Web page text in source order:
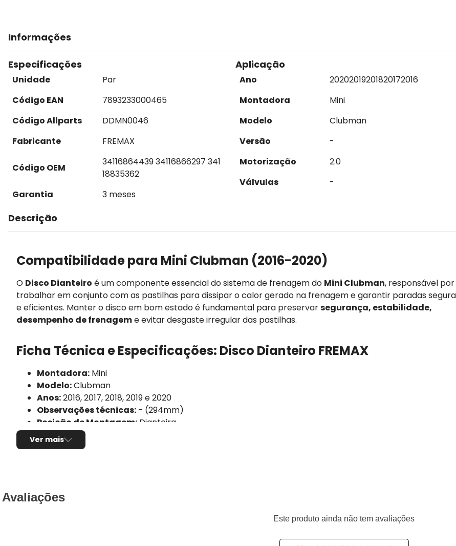
Informações
Especificações
Unidade
Par
Código EAN
7893233000465
Código Allparts
DDMN0046
Fabricante
FREMAX
Código OEM
34116864439 34116866297 341
18835362
Garantia
3 meses
Aplicação
Ano 20202019201820172016
Montadora
Mini
Modelo
Clubman
Versão
-
Motorização
2.0
Válvulas
-
Descrição
Compatibilidade para Mini Clubman (2016-2020)
O Disco Dianteiro é um componente essencial do sistema de frenagem do Mini Clubman, responsável por
trabalhar em conjunto com as pastilhas para dissipar o calor gerado na frenagem e garantir paradas
e eficientes. Manter o disco em bom estado é fundamental para preservarsegurança, estabilidade,
desempenho de frenageme evitar desgaste irregular das pastilhas.
Ficha Técnica e Especificações: Disco Dianteiro FREMAX
Montadora: Mini
Modelo:Clubman
Anos:2016, 2017, 2018, 2019 e 2020
Observações técnicas: - (294mm)
Posição de Montagem: Dianteira
Tipo de produto:
Tipo de disco:
Espessura mínima:
Ver mais
Avaliações
Este produto ainda não tem avaliações